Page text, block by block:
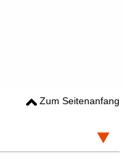
Zum Seitenanfang